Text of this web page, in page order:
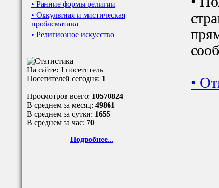
• Ранние формы религии
• Оккультная и мистическая
проблематика
• Религиозное искусство
На сайте: 1 посетитель
Посетителей сегодня: 1
Просмотров всего: 10570824
В среднем за месяц: 49861
В среднем за сутки: 1655
В среднем за час: 70
Подробнее...
•